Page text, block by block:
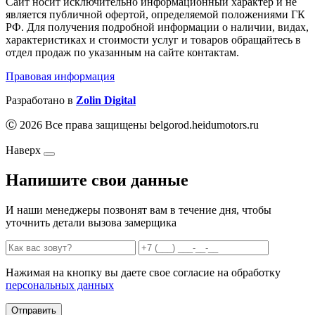
является публичной офертой, определяемой положениями ГК
РФ. Для получения подробной информации о наличии, видах,
характеристиках и стоимости услуг и товаров обращайтесь в
отдел продаж по указанным на сайте контактам.
Правовая информация
Разработано в Zolin Digital
Ⓒ 2026 Все права защищены belgorod.heidumotors.ru
Наверх
Напишите свои данные
И наши менеджеры позвонят вам в течение дня, чтобы
уточнить детали вызова замерщика
Нажимая на кнопку вы даете свое согласие на обработку
персональных данных
Отправить